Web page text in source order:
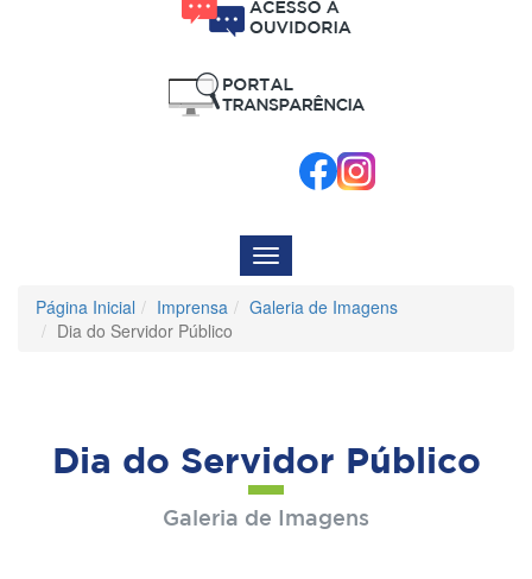
Menu
de
Navegação
Página Inicial Imprensa
Galeria de Imagens
Dia do Servidor Público
Dia do Servidor Público
Galeria de Imagens